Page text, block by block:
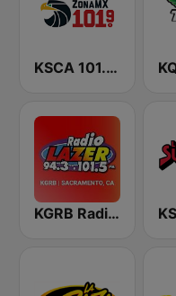
KSCA 101.9 Los Angeles FM (US Only)
KGRB Radio Lazer 94.3 FM